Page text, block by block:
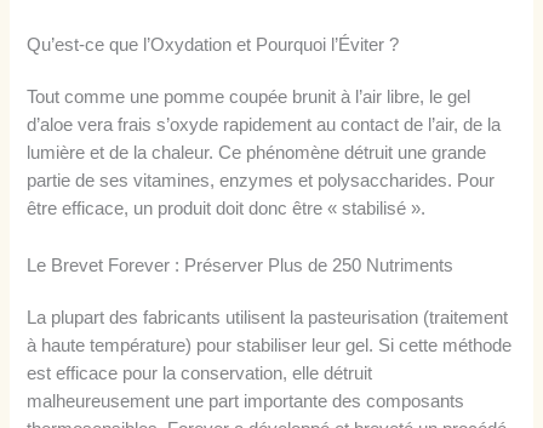
Qu’est-ce que l’Oxydation et Pourquoi l’Éviter ?
Tout comme une pomme coupée brunit à l’air libre, le gel
d’aloe vera frais s’oxyde rapidement au contact de l’air, de la
lumière et de la chaleur. Ce phénomène détruit une grande
partie de ses vitamines, enzymes et polysaccharides. Pour
être efficace, un produit doit donc être « stabilisé ».
Le Brevet Forever : Préserver Plus de 250 Nutriments
La plupart des fabricants utilisent la pasteurisation (traitement
à haute température) pour stabiliser leur gel. Si cette méthode
est efficace pour la conservation, elle détruit
malheureusement une part importante des composants